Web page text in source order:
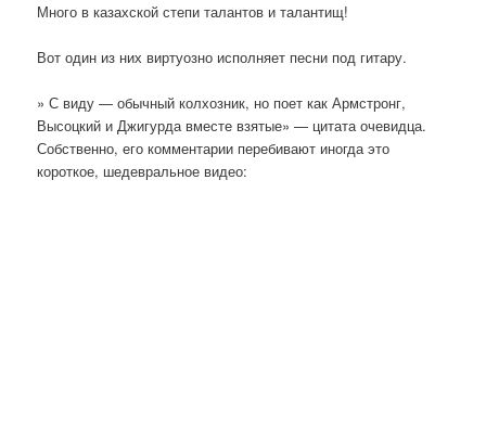
Много в казахской степи талантов и талантищ!
Вот один из них виртуозно исполняет песни под гитару.
» С виду — обычный колхозник, но поет как Армстронг,
Высоцкий и Джигурда вместе взятые» — цитата очевидца.
Собственно, его комментарии перебивают иногда это
короткое, шедевральное видео: